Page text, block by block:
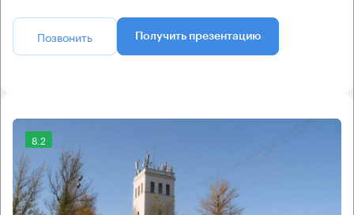
Позвонить Получить презентацию
8.2